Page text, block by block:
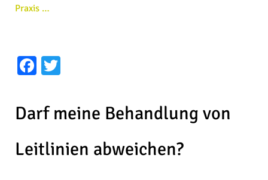
Praxis …
Facebook
Darf meine Behandlung von
Leitlinien abweichen?